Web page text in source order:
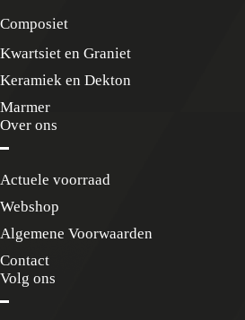
Composiet
Kwartsiet en Graniet
Keramiek en Dekton
Marmer
Over ons
Actuele voorraad
Webshop
Algemene Voorwaarden
Contact
Volg ons